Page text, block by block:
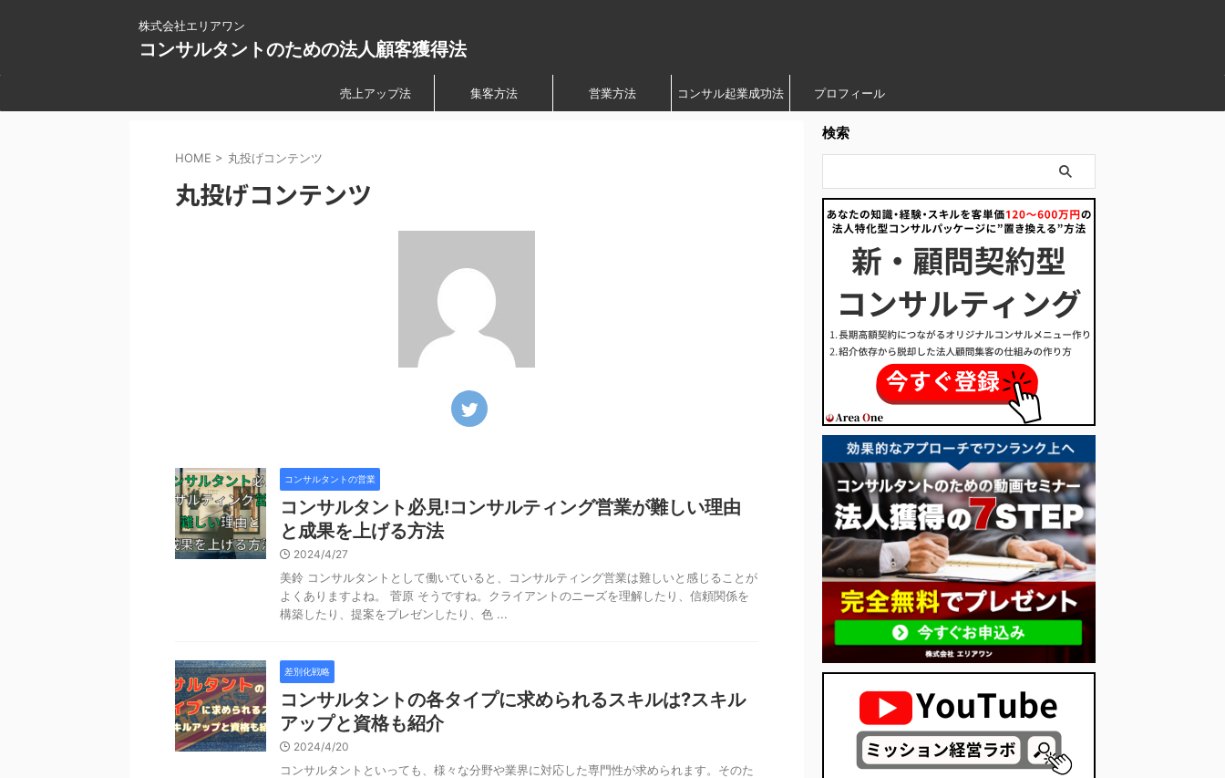
株式会社エリアワン
コンサルタントのための法人顧客獲得法
売上アップ法 集客方法 営業方法 コンサル起業成功法 プロフィール
HOME > 丸投げコンテンツ
丸投げコンテンツ
コンサルタントの営業
コンサルタント必見!コンサルティング営業が難しい理由
と成果を上げる方法
2024/4/27
美鈴 コンサルタントとして働いていると、コンサルティング営業は難しいと感じることが
よくありますよね。 菅原 そうですね。クライアントのニーズを理解したり、信頼関係を
構築したり、提案をプレゼンしたり、色 ...
差別化戦略
コンサルタントの各タイプに求められるスキルは?スキル
アップと資格も紹介
2024/4/20
コンサルタントといっても、様々な分野や業界に対応した専門性が求められます。そのた
検索